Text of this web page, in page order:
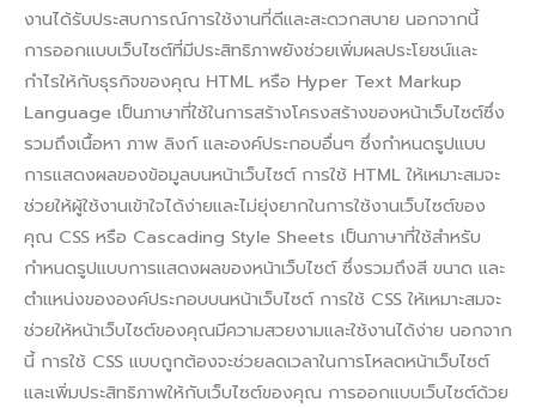
งานได้รับประสบการณ์การใช้งานที่ดีและสะดวกสบาย นอกจากนี้
การออกแบบเว็บไซต์ที่มีประสิทธิภาพยังช่วยเพิ่มผลประโยชน์และ
กำไรให้กับธุรกิจของคุณ HTML หรือ Hyper Text Markup
Language เป็นภาษาที่ใช้ในการสร้างโครงสร้างของหน้าเว็บไซต์ซึ่ง
รวมถึงเนื้อหา ภาพ ลิงก์ และองค์ประกอบอื่นๆ ซึ่งกำหนดรูปแบบ
การแสดงผลของข้อมูลบนหน้าเว็บไซต์ การใช้ HTML ให้เหมาะสมจะ
ช่วยให้ผู้ใช้งานเข้าใจได้ง่ายและไม่ยุ่งยากในการใช้งานเว็บไซต์ของ
คุณ CSS หรือ Cascading Style Sheets เป็นภาษาที่ใช้สำหรับ
กำหนดรูปแบบการแสดงผลของหน้าเว็บไซต์ ซึ่งรวมถึงสี ขนาด และ
ตำแหน่งขององค์ประกอบบนหน้าเว็บไซต์ การใช้ CSS ให้เหมาะสมจะ
ช่วยให้หน้าเว็บไซต์ของคุณมีความสวยงามและใช้งานได้ง่าย นอกจาก
นี้ การใช้ CSS แบบถูกต้องจะช่วยลดเวลาในการโหลดหน้าเว็บไซต์
และเพิ่มประสิทธิภาพให้กับเว็บไซต์ของคุณ การออกแบบเว็บไซต์ด้วย